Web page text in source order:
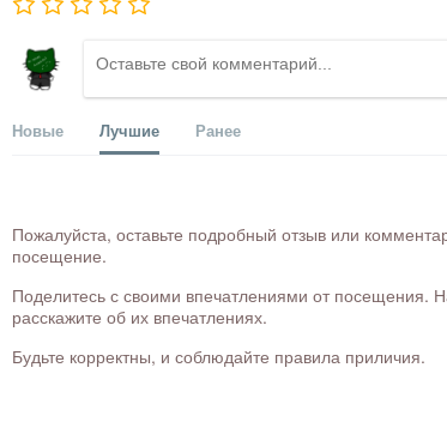
Новые Лучшие Ранее
Пожалуйста, оставьте подробный отзыв или
посещение.
Поделитесь с своими впечатлениями от посещения.
расскажите об их впечатлениях.
Будьте корректны, и соблюдайте правила приличия.